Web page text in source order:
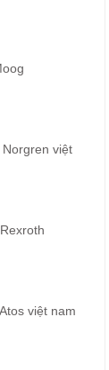
việt
việt nam